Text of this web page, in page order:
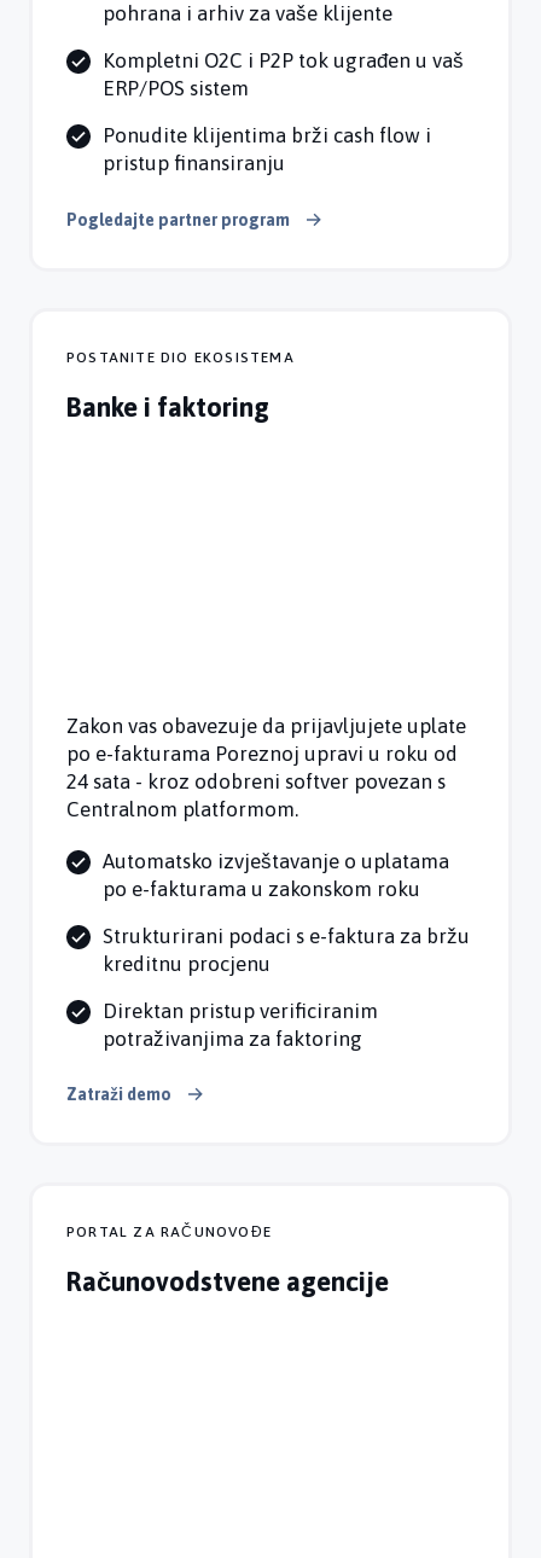
pohrana i arhiv za vaše klijente
Kompletni O2C i P2P tok ugrađen u vaš
ERP/POS sistem
Ponudite klijentima brži cash flow i
pristup finansiranju
Pogledajte partner program
POSTANITE DIO EKOSISTEMA
Banke i faktoring
Zakon vas obavezuje da prijavljujete uplate
po e-fakturama Poreznoj upravi u roku od
24 sata - kroz odobreni softver povezan s
Centralnom platformom.
Automatsko izvještavanje o uplatama
po e-fakturama u zakonskom roku
Strukturirani podaci s e-faktura za bržu
kreditnu procjenu
Direktan pristup verificiranim
potraživanjima za faktoring
Zatraži demo
PORTAL ZA RAČUNOVOĐE
Računovodstvene agencije